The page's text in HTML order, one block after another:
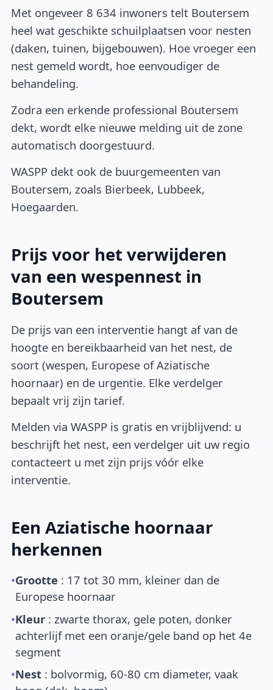
Met ongeveer 8 634 inwoners telt Boutersem
heel wat geschikte schuilplaatsen voor nesten
(daken, tuinen, bijgebouwen). Hoe vroeger een
nest gemeld wordt, hoe eenvoudiger de
behandeling.
Zodra een erkende professional Boutersem
dekt, wordt elke nieuwe melding uit de zone
automatisch doorgestuurd.
WASPP dekt ook de buurgemeenten van
Boutersem, zoals Bierbeek, Lubbeek,
Hoegaarden.
Prijs voor het verwijderen
van een wespennest in
Boutersem
De prijs van een interventie hangt af van de
hoogte en bereikbaarheid van het nest, de
soort (wespen, Europese of Aziatische
hoornaar) en de urgentie. Elke verdelger
bepaalt vrij zijn tarief.
Melden via WASPP is gratis en vrijblijvend: u
beschrijft het nest, een verdelger uit uw regio
contacteert u met zijn prijs vóór elke
interventie.
Een Aziatische hoornaar
herkennen
•Grootte : 17 tot 30 mm, kleiner dan de
Europese hoornaar
•Kleur : zwarte thorax, gele poten, donker
achterlijf met een oranje/gele band op het 4e
segment
•Nest : bolvormig, 60-80 cm diameter, vaak